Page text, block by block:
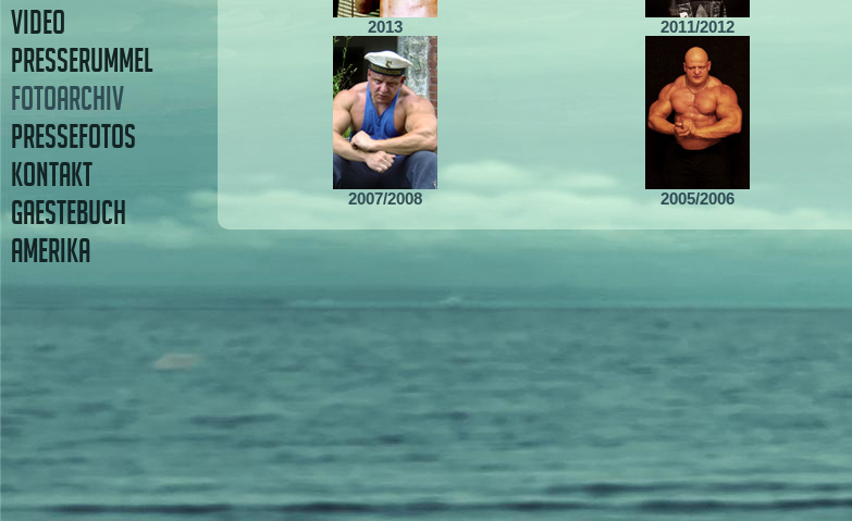
2013 2011/2012
2007/2008 2005/2006
VIDEO
PRESSERUMMEL
FOTOARCHIV
PRESSEFOTOS
KONTAKT
GAESTEBUCH
AMERIKA